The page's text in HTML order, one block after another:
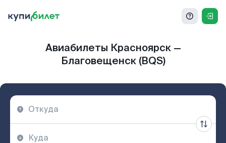
Авиабилеты Красноярск —
Благовещенск (BQS)